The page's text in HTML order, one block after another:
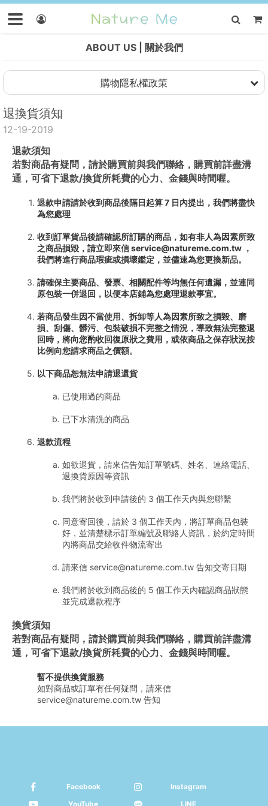
ABOUT US 關於我們
購物隱私權政策
退換貨須知
12-19-2019
退款須知
若對商品有疑問，請於購買前與我們聯絡，購買前詳盡溝
通，可省下退款/換貨所耗費的心力、金錢與時間喔。
退款申請請於收到商品後隔日起算 7 日內提出，我們將盡快
為您處理
收到訂單貨品後請確認所訂購的商品，如有非人為因素所致
之商品損毀，請立即來信 service@natureme.com.tw ，
我們將進行商品瑕疵或損壞鑑定，並儘速為您更換新品。
請確保主要商品、發票、相關配件等均無任何遺漏，並連同
原包裝一併退回，以便本店鋪為您處理退款事宜。
若商品發生因不當使用、拆卸等人為因素所致之損毀、磨
損、刮傷、髒污、包裝破損不完整之情況，導致無法完整退
回時，將向您酌收回復原狀之費用，或依商品之保存狀況按
比例向您請求商品之價額。
以下商品恕無法申請退還貨
已使用過的商品
已下水清洗的商品
退款流程
如欲退貨，請來信告知訂單號碼、姓名、連絡電話、
退換貨原因等資訊
我們將於收到申請後的 3 個工作天內與您聯繫
同意寄回後，請於 3 個工作天內，將訂單商品包裝
好，並清楚標示訂單編號及聯絡人資訊，於約定時間
內將商品交給收件物流寄出
請來信 service@natureme.com.tw 告知交寄日期
我們將於收到商品後的 5 個工作天內確認商品狀態
並完成退款程序
換貨須知
若對商品有疑問，請於購買前與我們聯絡，購買前詳盡溝
通，可省下退款/換貨所耗費的心力、金錢與時間喔。
暫不提供換貨服務
如對商品或訂單有任何疑問，請來信
service@natureme.com.tw 告知
Facebook
Instagram
YouTube
LINE